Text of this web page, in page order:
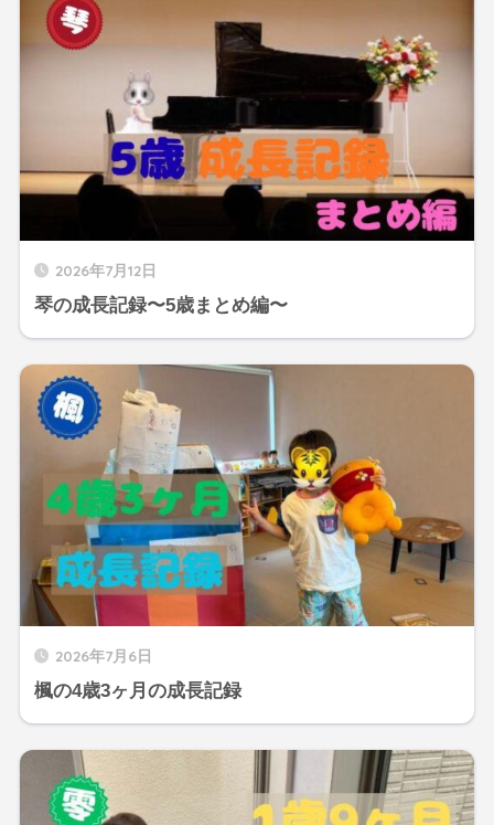
2026年7月12日
琴の成長記録〜5歳まとめ編〜
2026年7月6日
楓の4歳3ヶ月の成長記録